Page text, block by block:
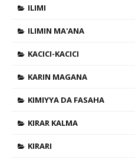
ILIMI
ILIMIN MA'ANA
KACICI-KACICI
KARIN MAGANA
KIMIYYA DA FASAHA
KIRAR KALMA
KIRARI